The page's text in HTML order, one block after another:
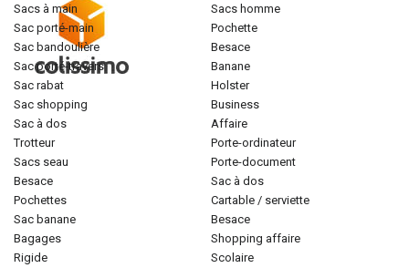
sacs à main
sac porté-main
sac bandoulière
sac porté-travers
sac rabat
sac shopping
sac à dos
trotteur
sacs seau
besace
pochettes
sac banane
bagages
rigide
sacs homme
pochette
besace
banane
holster
business
affaire
porte-ordinateur
porte-document
sac à dos
cartable / serviette
besace
shopping affaire
scolaire